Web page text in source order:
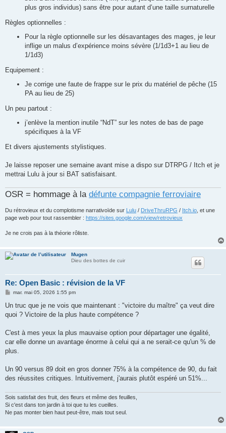
plus gros individus) sans être pour autant d’une taille surnaturelle
Règles optionnelles :
Pour la règle optionnelle sur les désavantages des mages, je leur
inflige un malus d’expérience moins sévère (1/1d3+1 au lieu de
1/1d3)
Equipement :
Je corrige une faute de frappe sur le prix du matériel de pêche (15
PA au lieu de 25)
Un peu partout :
j’enlève la mention inutile “NdT” sur les notes de bas de page
spécifiques à la VF
Et divers ajustements stylistiques.
Je laisse reposer une semaine avant mise a dispo sur DTRPG / Itch et je
mettrai Lulu à jour si BAT satisfaisant.
OSR = hommage à la défunte compagnie ferroviaire
Du rétrovieux et du complotisme narrativoïde sur Lulu / DriveThruRPG / Itch.io , et une
page web pour tout rassembler : https://sites.google.com/view/retrovieux
Je ne crois pas à la théorie rôliste.
Mugen
Dieu des bottes de cuir
Re: Open Basic : révision de la VF
M
s
a
mar. mai 05, 2026 1:55 pm
Un truc que je ne vois que maintenant : "victoire du maître" ça veut dire
quoi ? Victoire de la plus haute compétence ?
C'est à mes yeux la plus mauvaise option pour départager une égalité,
car elle donne un avantage énorme à celui qui a ne serait-ce qu'un % de
plus.
Un 90 versus 89 doit en gros donner 75% à la compétence de 90, du fait
des réussites critiques. Intuitivement, j'aurais plutôt espéré un 51%...
Sois satisfait des fruit, des fleurs et même des feuilles,
Si c'est dans ton jardin à toi que tu les cueilles.
Ne pas monter bien haut peut-être, mais tout seul.